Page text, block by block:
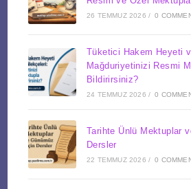
26 TEMMUZ 2026 / 0
Tüketici Hakem Heyeti
Mağduriyetinizi Resmi
Bildirirsiniz?
24 TEMMUZ 2026 / 0
Tarihte Ünlü Mektuplar
Dersler
22 TEMMUZ 2026 / 0